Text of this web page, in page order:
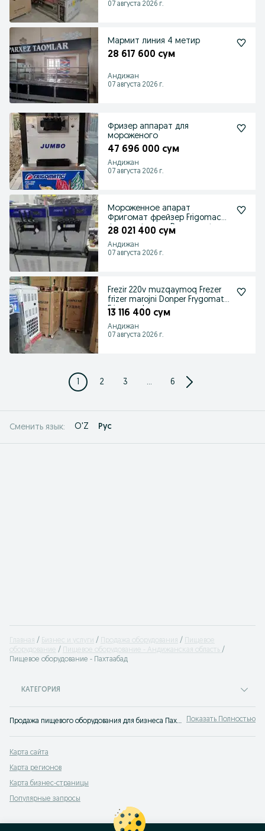
07 августа 2026 г.
Мармит линия 4 метир
28 617 600 сум
Андижан
07 августа 2026 г.
Фризер аппарат для
мороженого
47 696 000 сум
Андижан
07 августа 2026 г.
Мороженное апарат
Фригомат фрейзер Frigomach
фризер фрезер Donper optm
28 021 400 сум
Андижан
07 августа 2026 г.
Frezir 220v muzqaymoq Frezer
frizer marojni Donper Frygomat
Frigomach
13 116 400 сум
Андижан
07 августа 2026 г.
1 2 3 ... 6
Сменить язык: O'Z Рус
Главная Бизнес и услуги Продажа оборудования
Пищевое
оборудование
Пищевое оборудование - Андижанская область
Пищевое оборудование - Пахтаабад
КАТЕГОРИЯ
Продажа пищевого оборудования для бизнеса Пахтаабад ✔️ Большой выбор техники для ресторанов, кафе и других заведений общепита на OLX.uz! Показать Полностью
Карта сайта
Карта регионов
Карта бизнес-страницы
Популярные запросы